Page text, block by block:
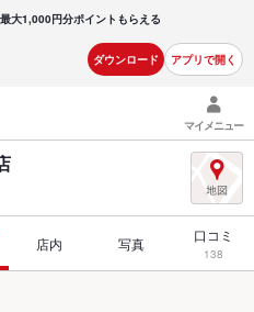
大1,000円分ポイントもらえる
ダウンロード アプリで開く
マイメニュー
店内 写真 口コミ
138